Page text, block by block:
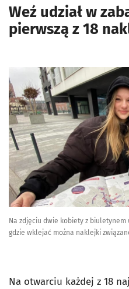
Weź udział w
pierwszą z 18
Na zdjęciu dwie kobiety z
gdzie wklejać można naklejki
Na otwarciu każdej z 18